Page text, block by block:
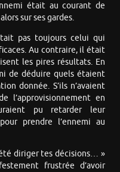
était au courant de
sur ses gardes.
pas toujours celui qui
Au contraire, il était
les pires résultats. En
de déduire quels étaient
donnée. S’ils n’avaient
l’approvisionnement en
pu retarder leur
prendre l’ennemi au
diriger tes décisions… »
frustrée d’avoir